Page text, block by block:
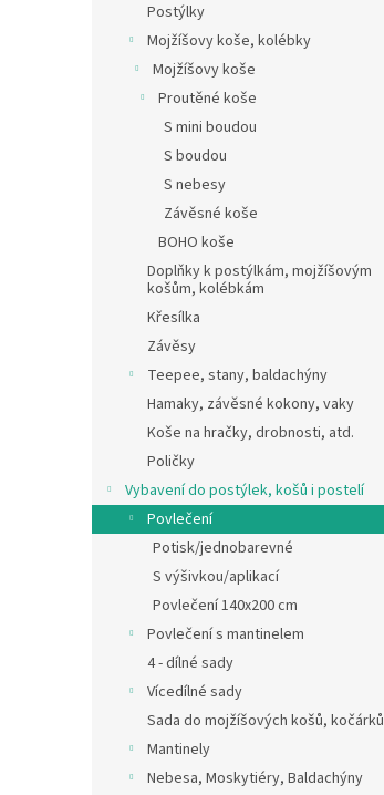
Postýlky
Mojžíšovy koše, kolébky
Mojžíšovy koše
Proutěné koše
S mini boudou
S boudou
S nebesy
Závěsné koše
BOHO koše
Doplňky k postýlkám, mojžíšovým
košům, kolébkám
Křesílka
Závěsy
Teepee, stany, baldachýny
Hamaky, závěsné kokony, vaky
Koše na hračky, drobnosti, atd.
Poličky
Vybavení do postýlek, košů i postelí
Povlečení
Potisk/jednobarevné
S výšivkou/aplikací
Povlečení 140x200 cm
Povlečení s mantinelem
4 - dílné sady
Vícedílné sady
Sada do mojžíšových košů, kočárků
Mantinely
Nebesa, Moskytiéry, Baldachýny